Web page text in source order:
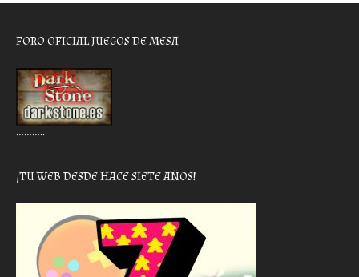
FORO OFICIAL JUEGOS DE MESA
………..
¡TU WEB DESDE HACE SIETE AÑOS!